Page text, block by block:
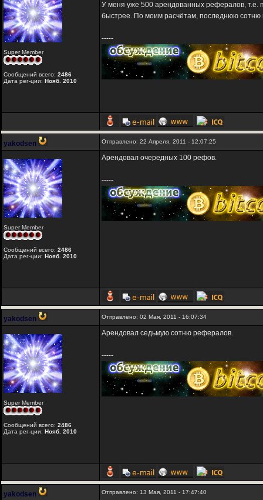
Super Member
Сообщений всего: 2486
Дата рег-ции: Нояб. 2010
У меня уже 500 арендованных рефералов, т.е.
быстрее. По моим расчётам, последнюю сотню
-----
yakodsen Отправлено: 22 Апреля, 2011 - 12:07:25
Super Member
Сообщений всего: 2486
Дата рег-ции: Нояб. 2010
Арендовал очередных 100 рефов.
-----
yakodsen Отправлено: 02 Мая, 2011 - 16:07:34
Super Member
Сообщений всего: 2486
Дата рег-ции: Нояб. 2010
Арендовал седьмую сотню рефералов.
-----
yakodsen Отправлено: 13 Мая, 2011 - 17:47:40